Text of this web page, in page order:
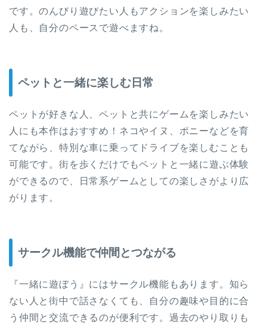
です。のんびり遊びたい人もアクションを楽しみたい
人も、自分のペースで遊べますね。
ペットと一緒に楽しむ日常
ペットが好きな人、ペットと共にゲームを楽しみたい
人にも本作はおすすめ！ネコやイヌ、ポニーなどを育
てながら、特別な車に乗ってドライブを楽しむことも
可能です。街を歩くだけでもペットと一緒に遊ぶ体験
ができるので、日常系ゲームとしての楽しさがより広
がります。
サークル機能で仲間とつながる
『一緒に遊ぼう』にはサークル機能もあります。知ら
ない人と街中で話さなくても、自分の趣味や目的に合
う仲間と交流できるのが便利です。過去のやり取りも